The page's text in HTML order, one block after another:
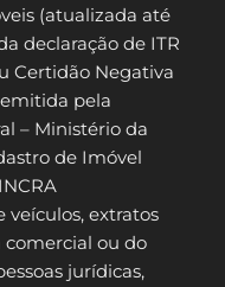
(atualizada até
declaração de ITR
Certidão Negativa
pela
– Ministério da
de Imóvel
veículos, extratos
ou do
jurídicas,